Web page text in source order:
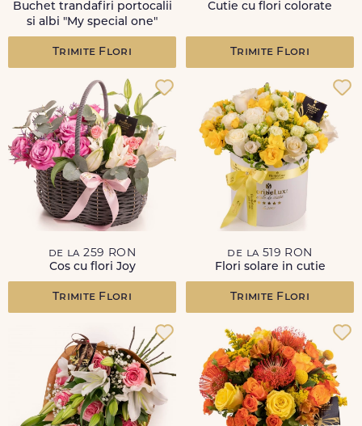
Buchet trandafiri portocalii
si albi "My special one"
Trimite Flori
Cutie cu flori colorate
Trimite Flori
de la 259 RON
Cos cu flori Joy
Trimite Flori
de la 519 RON
Flori solare in cutie
Trimite Flori